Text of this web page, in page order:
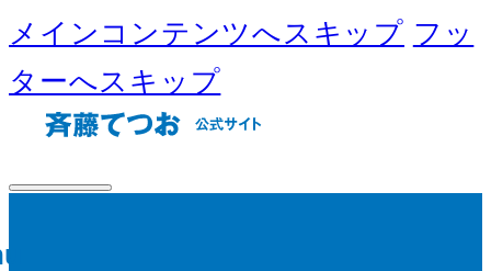
メインコンテンツへスキップ フッ
ターへスキップ